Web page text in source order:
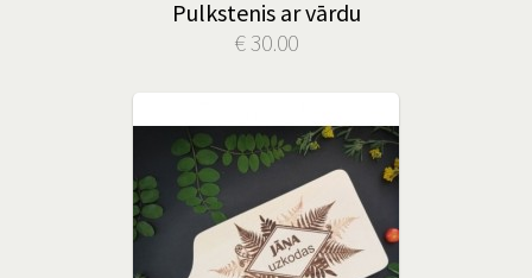
Pulkstenis ar vārdu
€ 30.00